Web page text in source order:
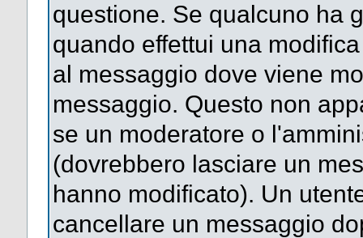
questione. Se qualcuno ha
quando effettui una
al messaggio dove viene
messaggio. Questo non
se un moderatore o
(dovrebbero lasciare un
hanno modificato). Un
cancellare un messaggio